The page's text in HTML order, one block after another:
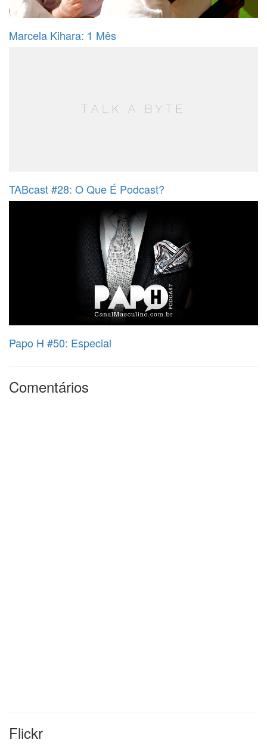
Marcela Kihara: 1 Mês
TABcast #28: O Que É Podcast?
Papo H #50: Especial
Comentários
Flickr